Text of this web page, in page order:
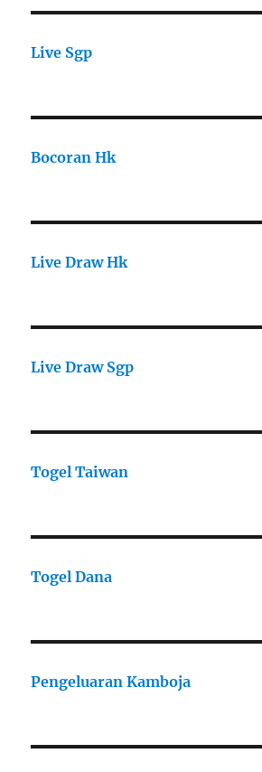
Live Sgp
Bocoran Hk
Live Draw Hk
Live Draw Sgp
Togel Taiwan
Togel Dana
Pengeluaran Kamboja